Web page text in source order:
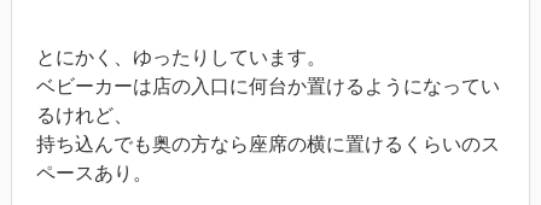
とにかく、ゆったりしています。
ベビーカーは店の入口に何台か置けるようになってい
るけれど、
持ち込んでも奥の方なら座席の横に置けるくらいのス
ペースあり。